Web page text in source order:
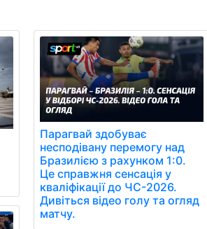
Парагвай здобуває
несподівану перемогу над
Бразилією з рахунком 1:0.
Це справжня сенсація у
кваліфікації до ЧС-2026.
Дивіться відео голу та огляд
матчу.